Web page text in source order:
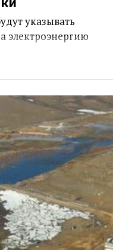
указывать
электроэнергию